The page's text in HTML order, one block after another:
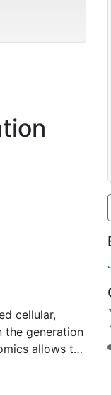
cellular,
the generation
allows the